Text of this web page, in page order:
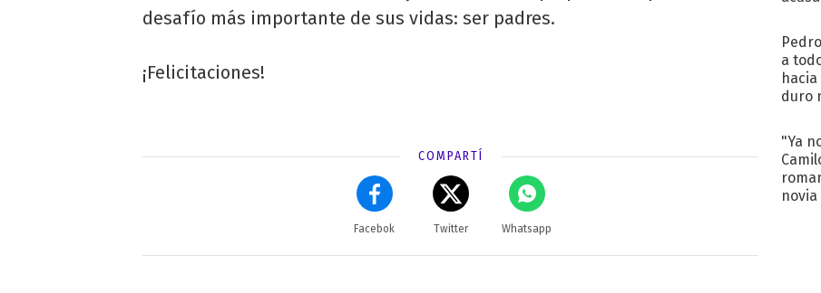
desafío más importante de sus vidas: ser padres.
¡Felicitaciones!
COMPARTÍ
Facebok Twitter Whatsapp
a
duro
"Ya